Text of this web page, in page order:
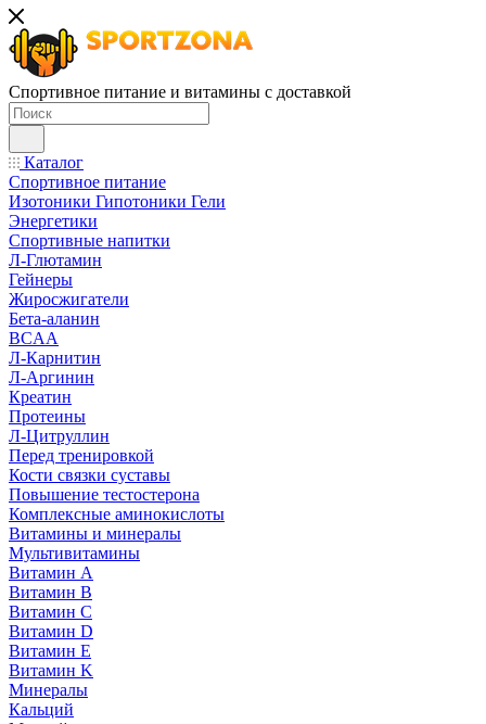
Спортивное питание и витамины с доставкой
Каталог
Спортивное питание
Изотоники Гипотоники Гели
Энергетики
Спортивные напитки
Л-Глютамин
Гейнеры
Жиросжигатели
Бета-аланин
BCAA
Л-Карнитин
Л-Аргинин
Креатин
Протеины
Л-Цитруллин
Перед тренировкой
Кости связки суставы
Повышение тестостерона
Комплексные аминокислоты
Витамины и минералы
Мультивитамины
Витамин A
Витамин B
Витамин C
Витамин D
Витамин E
Витамин K
Минералы
Кальций